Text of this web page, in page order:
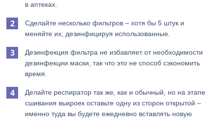
в аптеках.
Сделайте несколько фильтров – хотя бы 5 штук и
меняйте их, дезинфицируя использованные.
Дезинфекция фильтра не избавляет от необходимости
дезинфекции маски, так что это не способ сэкономить
время.
Делайте респиратор так же, как и обычный, но на этапе
сшивания выкроек оставьте одну из сторон открытой –
именно туда вы будете ежедневно вставлять новую